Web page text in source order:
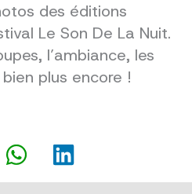
des éditions
Le Son De La Nuit.
l’ambiance, les
plus encore !